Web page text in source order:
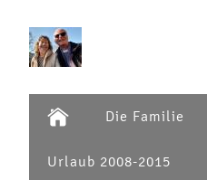
Die Familie
Urlaub 2008-2015